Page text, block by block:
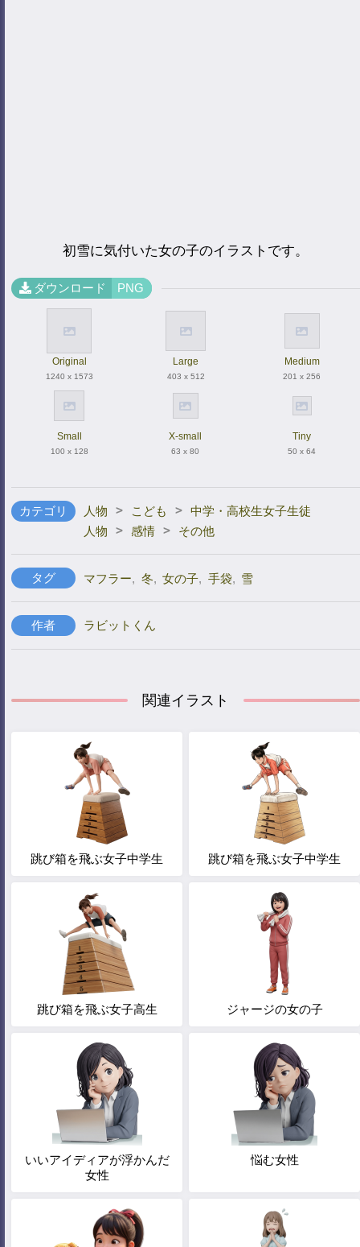
初雪に気付いた女の子のイラストです。
ダウンロード PNG
Original
1240 x 1573
Large
403 x 512
Medium
201 x 256
Small
100 x 128
X-small
63 x 80
Tiny
50 x 64
カテゴリ 人物 > こども > 中学・高校生女子生徒
人物
> 感情 > その他
タグ マフラー, 冬, 女の子, 手袋, 雪
作者 ラビットくん
関連イラスト
跳び箱を飛ぶ女子中学生 跳び箱を飛ぶ女子中学生
跳び箱を飛ぶ女子高生 ジャージの女の子
いいアイディアが浮かんだ
女性
悩む女性